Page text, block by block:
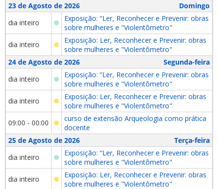
23 de Agosto de 2026
Domingo
dia inteiro
Exposição: “Ler, Reconhecer e Prevenir: obras
sobre mulheres e "Violentômetro"
dia inteiro
Exposição: Ler, Reconhecer e Prevenir: obras
sobre mulheres e "Violentômetro"
24 de Agosto de 2026
Segunda-feira
dia inteiro
Exposição: “Ler, Reconhecer e Prevenir: obras
sobre mulheres e "Violentômetro"
dia inteiro
Exposição: Ler, Reconhecer e Prevenir: obras
sobre mulheres e "Violentômetro"
09:00 - 00:00
curso de extensão Arqueologia como prática
docente
25 de Agosto de 2026
Terça-feira
dia inteiro
Exposição: “Ler, Reconhecer e Prevenir: obras
sobre mulheres e "Violentômetro"
dia inteiro
Exposição: Ler, Reconhecer e Prevenir: obras
sobre mulheres e "Violentômetro"